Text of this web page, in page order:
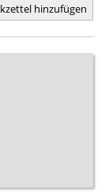
hinzufügen